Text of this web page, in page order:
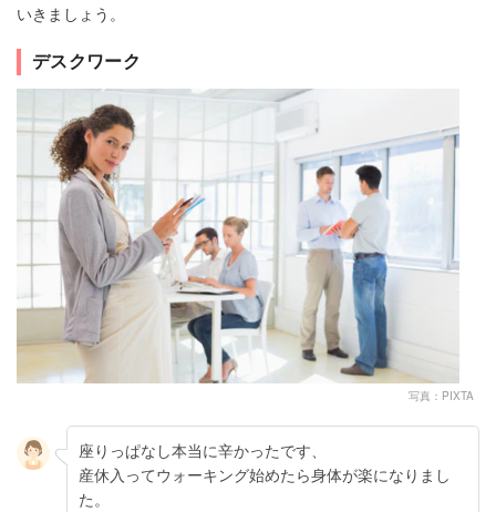
いきましょう。
デスクワーク
写真：PIXTA
座りっぱなし本当に辛かったです、
産休入ってウォーキング始めたら身体が楽になりまし
た。